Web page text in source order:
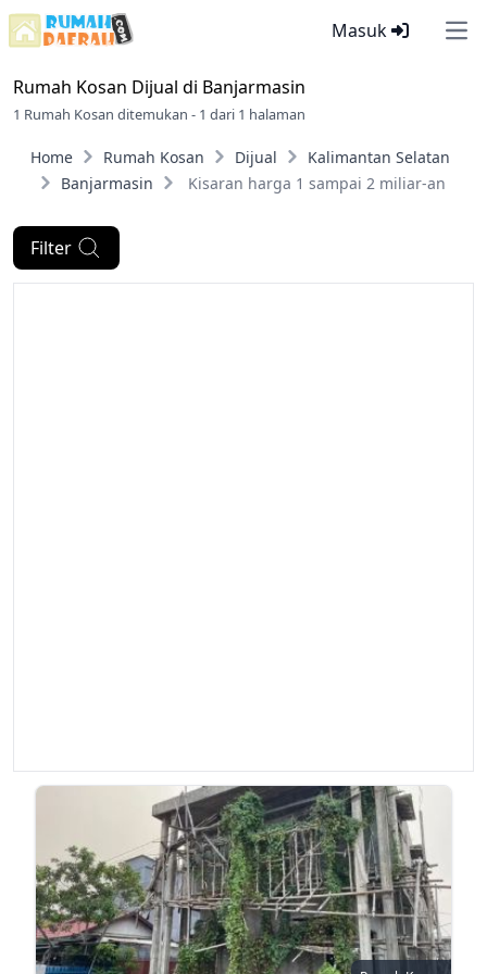
Masuk
Rumah Kosan Dijual di Banjarmasin
1 Rumah Kosan ditemukan - 1 dari 1 halaman
Home Rumah Kosan Dijual
Kalimantan Selatan
Banjarmasin
Kisaran harga 1 sampai 2 miliar-an
Filter